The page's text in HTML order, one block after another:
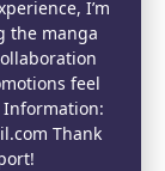
I’m
the manga
feel
Information:
Thank